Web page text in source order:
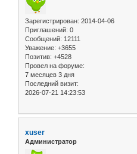
Зарегистрирован: 2014-04-06
Приглашений: 0
Сообщений: 12111
Уважение: +3655
Позитив: +4528
Провел на форуме:
7 месяцев 3 дня
Последний визит:
2026-07-21 14:23:53
xuser
Администратор